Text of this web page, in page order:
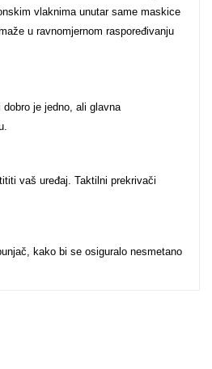
vlaknima unutar same maskice
u ravnomjernom raspoređivanju
je jedno, ali glavna
vaš uređaj. Taktilni prekrivači
kako bi se osiguralo nesmetano